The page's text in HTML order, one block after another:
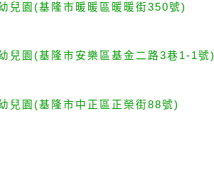
兒園 (基隆市暖暖區暖暖街350號)
兒園 (基隆市安樂區基金二路3巷1-1號)
兒園 (基隆市中正區正榮街88號)